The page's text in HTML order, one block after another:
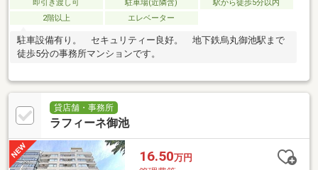
即引き渡し可 駐車場(近隣含)
駅から徒歩5分以内
2階以上
エレベーター
駐車設備有り。 セキュリティー良好。 地下鉄烏丸御池駅まで
徒歩5分の事務所マンションです。
貸店舗・事務所
ラフィーネ御池
16.50万円